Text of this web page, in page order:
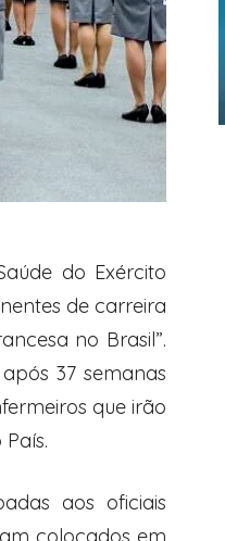
do Exército
de carreira
no Brasil”.
37 semanas
que irão
aos oficiais